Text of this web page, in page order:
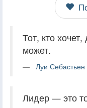
Тот, кто
может.
Луи
Лидер — это